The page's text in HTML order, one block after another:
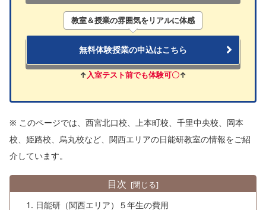
教室＆授業の雰囲気をリアルに体感
無料体験授業の申込はこちら
↑入室テスト前でも体験可〇↑
※ このページでは、西宮北口校、上本町校、千里中央校、岡本
校、姫路校、烏丸校など、関西エリアの日能研教室の情報をご紹
介しています。
目次
日能研（関西エリア）５年生の費用